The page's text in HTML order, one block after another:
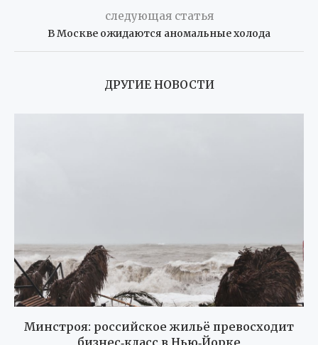
следующая статья
В Москве ожидаются аномальные холода
ДРУГИЕ НОВОСТИ
Минстроя: российское жильё превосходит